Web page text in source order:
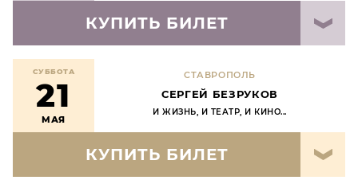
КУПИТЬ БИЛЕТ
СУББОТА
21
МАЯ
СТАВРОПОЛЬ
СЕРГЕЙ БЕЗРУКОВ
И ЖИЗНЬ, И ТЕАТР, И КИНО...
КУПИТЬ БИЛЕТ